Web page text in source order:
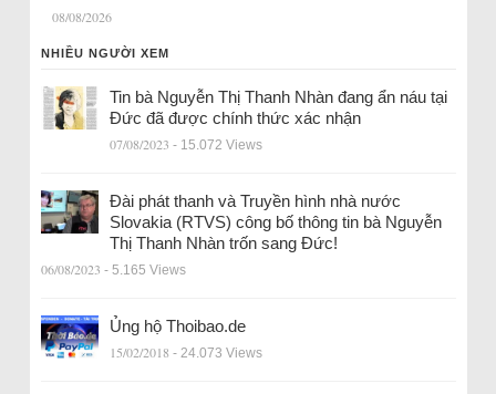
08/08/2026
NHIỀU NGƯỜI XEM
Tin bà Nguyễn Thị Thanh Nhàn đang ẩn náu tại
Đức đã được chính thức xác nhận
07/08/2023 - 15.072 Views
Đài phát thanh và Truyền hình nhà nước
Slovakia (RTVS) công bố thông tin bà Nguyễn
Thị Thanh Nhàn trốn sang Đức!
06/08/2023 - 5.165 Views
Ủng hộ Thoibao.de
15/02/2018 - 24.073 Views